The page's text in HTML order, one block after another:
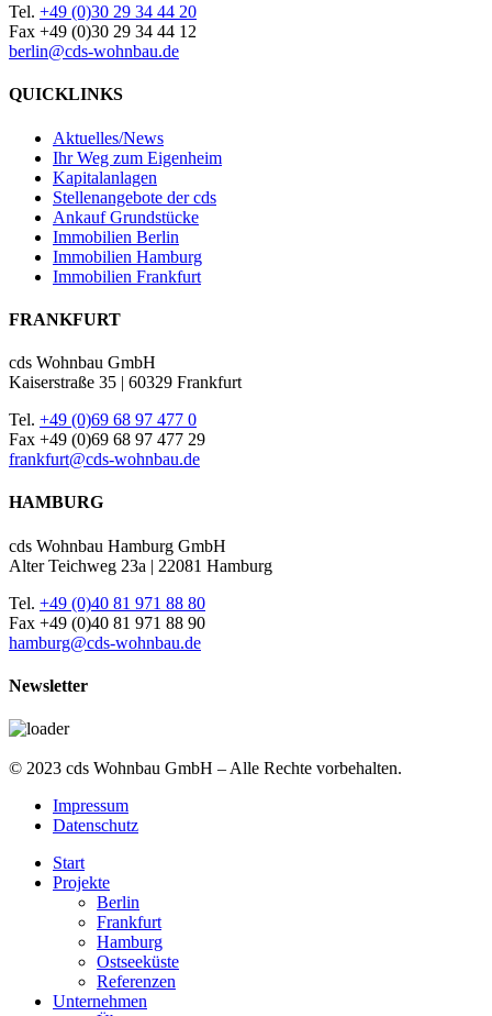
Tel. +49 (0)30 29 34 44 20
Fax +49 (0)30 29 34 44 12
berlin@cds-wohnbau.de
QUICKLINKS
Aktuelles/News
Ihr Weg zum Eigenheim
Kapitalanlagen
Stellenangebote der cds
Ankauf Grundstücke
Immobilien Berlin
Immobilien Hamburg
Immobilien Frankfurt
FRANKFURT
cds Wohnbau GmbH
Kaiserstraße 35 | 60329 Frankfurt
Tel. +49 (0)69 68 97 477 0
Fax +49 (0)69 68 97 477 29
frankfurt@cds-wohnbau.de
HAMBURG
cds Wohnbau Hamburg GmbH
Alter Teichweg 23a | 22081 Hamburg
Tel. +49 (0)40 81 971 88 80
Fax +49 (0)40 81 971 88 90
hamburg@cds-wohnbau.de
Newsletter
© 2023 cds Wohnbau GmbH – Alle Rechte vorbehalten.
Impressum
Datenschutz
Start
Projekte
Berlin
Frankfurt
Hamburg
Ostseeküste
Referenzen
Unternehmen